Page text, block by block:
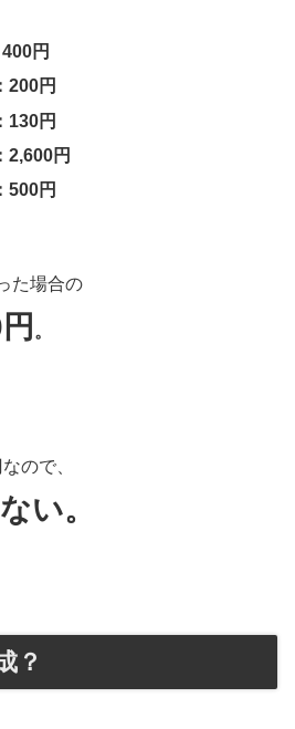
円
円
円
円
500円
た場合の
。
ので、
い。
？